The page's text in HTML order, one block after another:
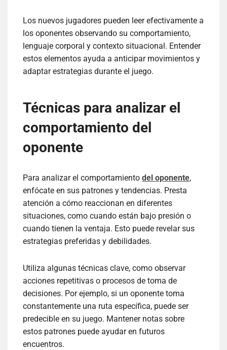
Los nuevos jugadores pueden leer efectivamente a
los oponentes observando su comportamiento,
lenguaje corporal y contexto situacional. Entender
estos elementos ayuda a anticipar movimientos y
adaptar estrategias durante el juego.
Técnicas para analizar el
comportamiento del
oponente
Para analizar el comportamiento del oponente,
enfócate en sus patrones y tendencias. Presta
atención a cómo reaccionan en diferentes
situaciones, como cuando están bajo presión o
cuando tienen la ventaja. Esto puede revelar sus
estrategias preferidas y debilidades.
Utiliza algunas técnicas clave, como observar
acciones repetitivas o procesos de toma de
decisiones. Por ejemplo, si un oponente toma
constantemente una ruta específica, puede ser
predecible en su juego. Mantener notas sobre
estos patrones puede ayudar en futuros
encuentros.